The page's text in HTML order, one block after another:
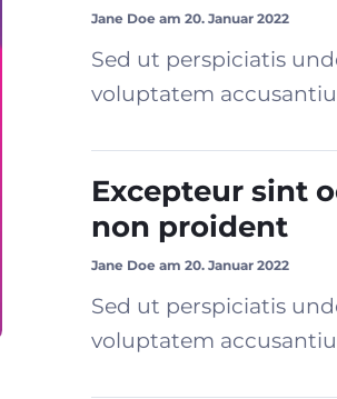
Jane Doe am 20. Januar 2022
Sed ut perspiciatis
voluptatem
Excepteur sint
non proident
Jane Doe am 20. Januar 2022
Sed ut perspiciatis
voluptatem